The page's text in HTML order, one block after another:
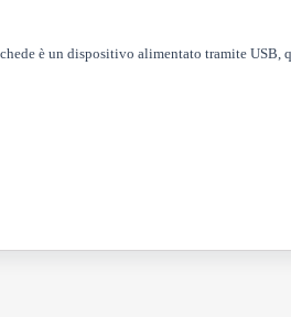
è un dispositivo alimentato tramite USB,